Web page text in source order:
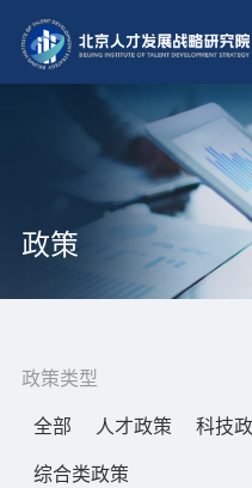
政策
政策类型
全部
人才政策 科技
综合类政策